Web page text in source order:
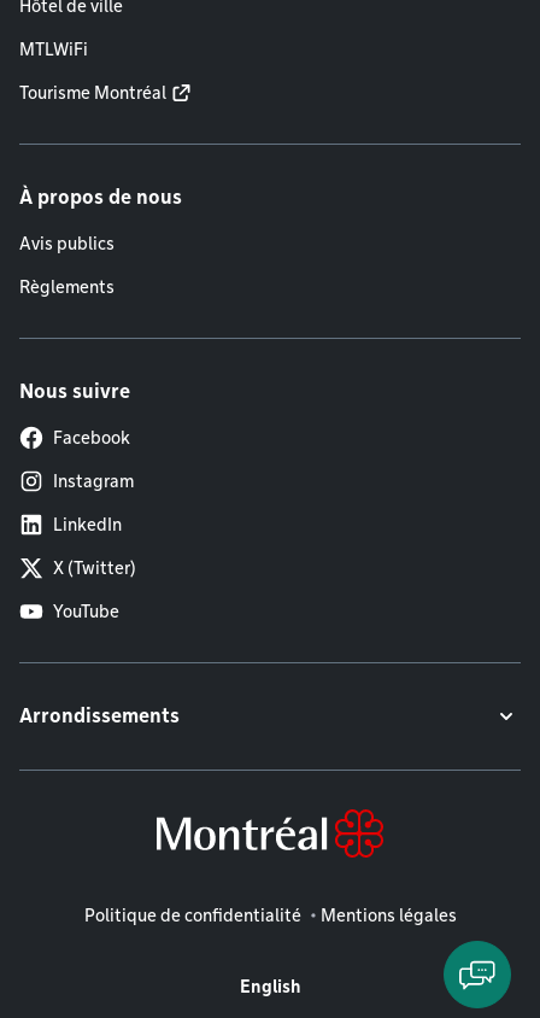
Hôtel de ville
MTLWiFi
Tourisme Montréal
À propos de nous
Avis publics
Règlements
Nous suivre
Facebook
Instagram
LinkedIn
X (Twitter)
YouTube
Arrondissements
Mentions légales
Politique de confidentialité Mentions légales
English